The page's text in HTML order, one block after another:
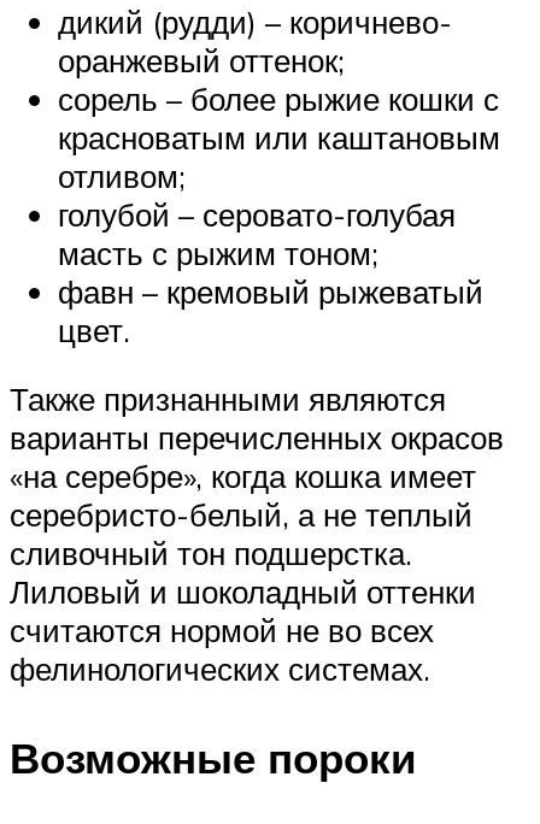
дикий (рудди) – коричнево-
оранжевый оттенок;
сорель – более рыжие кошки с
красноватым или каштановым
отливом;
голубой – серовато-голубая
масть с рыжим тоном;
фавн – кремовый рыжеватый
цвет.
Также признанными являются
варианты перечисленных окрасов
«на серебре», когда кошка имеет
серебристо-белый, а не теплый
сливочный тон подшерстка.
Лиловый и шоколадный оттенки
считаются нормой не во всех
фелинологических системах.
Возможные пороки